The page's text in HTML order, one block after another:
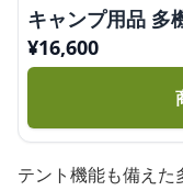
キャンプ用品 多
¥16,600
テント機能も備えた